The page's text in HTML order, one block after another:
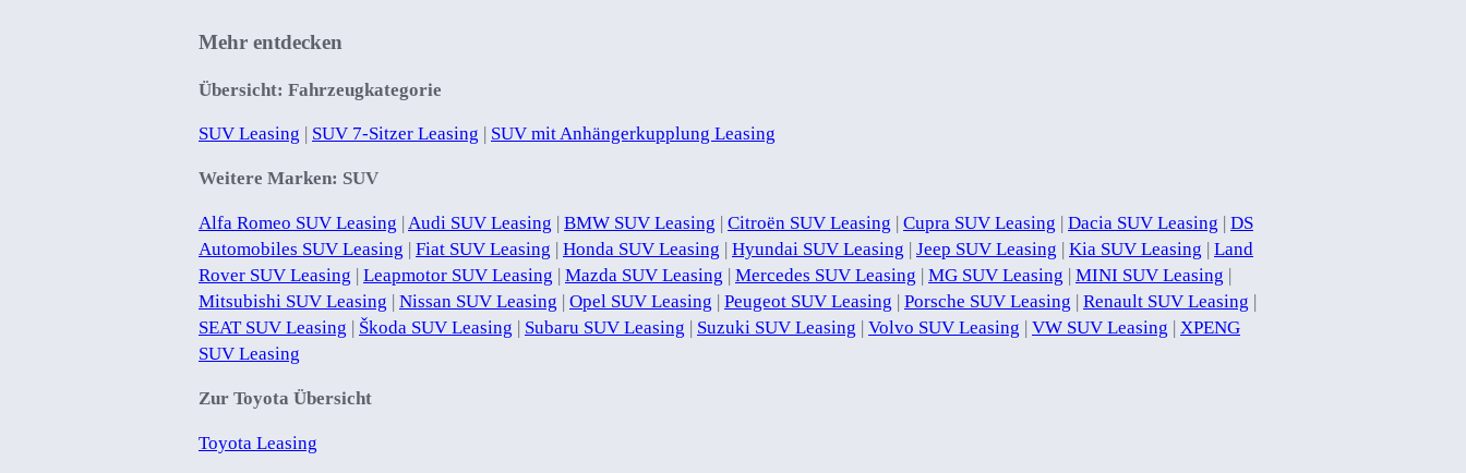
Mehr entdecken
Übersicht: Fahrzeugkategorie
SUV Leasing SUV 7-Sitzer Leasing SUV mit Anhängerkupplung Leasing
Weitere Marken: SUV
Alfa Romeo SUV Leasing | Audi SUV Leasing | BMW SUV Leasing | Citroën SUV Leasing | Cupra SUV Leasing | Dacia SUV Leasing | DS
Automobiles SUV Leasing | Fiat SUV Leasing | Honda SUV Leasing | Hyundai SUV Leasing | Jeep SUV Leasing | Kia SUV Leasing | Land
Rover SUV Leasing | Leapmotor SUV Leasing | Mazda SUV Leasing | Mercedes SUV Leasing | MG SUV Leasing | MINI SUV Leasing |
Mitsubishi SUV Leasing | Nissan SUV Leasing | Opel SUV Leasing | Peugeot SUV Leasing | Porsche SUV Leasing | Renault SUV Leasing |
SEAT SUV Leasing | Škoda SUV Leasing | Subaru SUV Leasing | Suzuki SUV Leasing | Volvo SUV Leasing | VW SUV Leasing | XPENG
SUV Leasing
Zur Toyota Übersicht
Toyota Leasing